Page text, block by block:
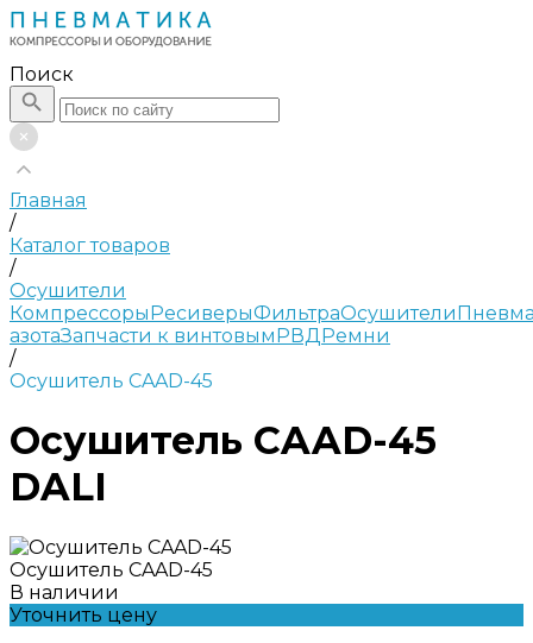
Поиск
Главная
/
Каталог товаров
/
Осушители
КомпрессорыРесиверыФильтраОсушители
азотаЗапчасти к винтовымРВДРемни
/
Осушитель CAAD-45
Осушитель CAAD-45
DALI
Осушитель CAAD-45
В наличии
Уточнить цену